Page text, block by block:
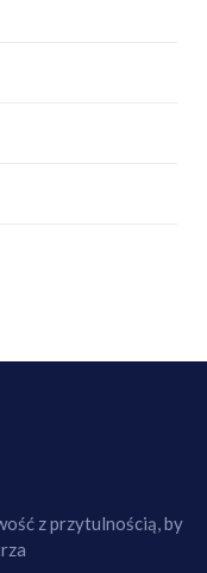
z przytulnością, by